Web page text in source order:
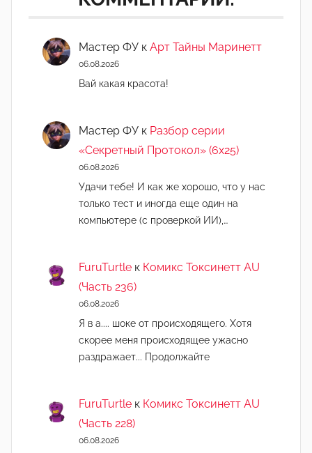
Мастер ФУ к Арт Тайны Маринетт
06.08.2026
Вай какая красота!
Мастер ФУ к Разбор серии
«Секретный Протокол» (6х25)
06.08.2026
Удачи тебе! И как же хорошо, что у нас
только тест и иногда еще один на
компьютере (с проверкой ИИ),…
FuruTurtle к Комикс Токсинетт AU
(Часть 236)
06.08.2026
Я в а.... шоке от происходящего. Хотя
скорее меня происходящее ужасно
раздражает... Продолжайте
FuruTurtle к Комикс Токсинетт AU
(Часть 228)
06.08.2026